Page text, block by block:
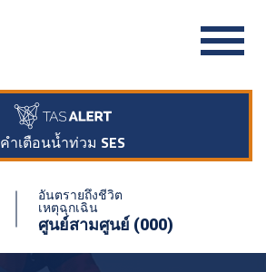
คำเตือนน้ำท่วม SES
อันตรายถึงชีวิต
เหตุฉุกเฉิน
ศูนย์สามศูนย์ (000)